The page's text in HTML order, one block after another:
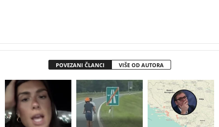
POVEZANI ČLANCI VIŠE OD AUTORA